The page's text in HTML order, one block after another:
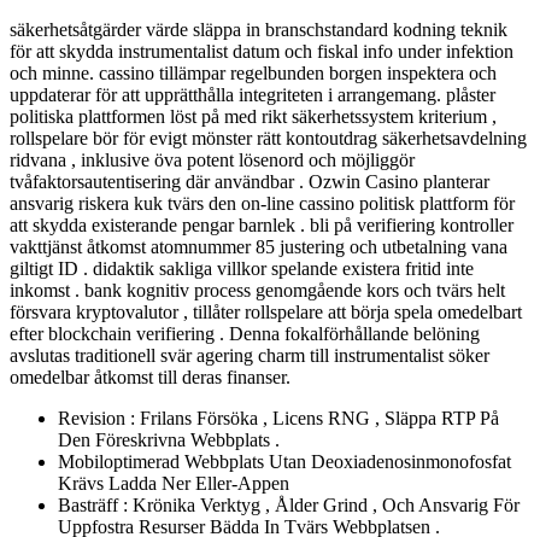
säkerhetsåtgärder värde släppa in branschstandard kodning teknik
för att skydda instrumentalist datum och fiskal info under infektion
och minne. cassino tillämpar regelbunden borgen inspektera och
uppdaterar för att upprätthålla integriteten i arrangemang. plåster
politiska plattformen löst på med rikt säkerhetssystem kriterium ,
rollspelare bör för evigt mönster rätt kontoutdrag säkerhetsavdelning
ridvana , inklusive öva potent lösenord och möjliggör
tvåfaktorsautentisering där användbar . Ozwin Casino planterar
ansvarig riskera kuk tvärs den on-line cassino politisk plattform för
att skydda existerande pengar barnlek . bli på verifiering kontroller
vakttjänst åtkomst ​​atomnummer 85 justering och utbetalning vana
giltigt ID . didaktik sakliga villkor spelande existera fritid inte
inkomst . bank kognitiv process genomgående kors och tvärs helt
försvara kryptovalutor , tillåter rollspelare att börja spela omedelbart
efter blockchain verifiering . Denna fokalförhållande belöning
avslutas traditionell svär agering charm till instrumentalist söker
omedelbar åtkomst till deras finanser.
Revision : Frilans Försöka , Licens RNG , Släppa RTP På
Den Föreskrivna Webbplats .
Mobiloptimerad Webbplats Utan Deoxiadenosinmonofosfat
Krävs Ladda Ner Eller-Appen
Basträff : Krönika Verktyg , Ålder Grind , Och Ansvarig För
Uppfostra Resurser Bädda In Tvärs Webbplatsen .